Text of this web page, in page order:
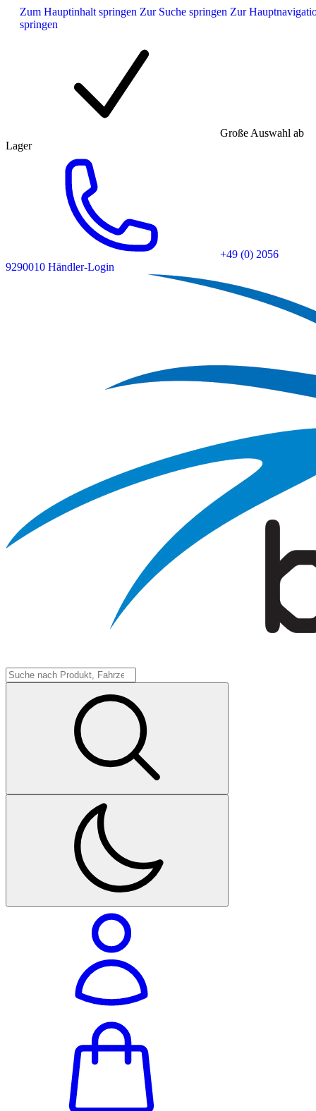
Zum Hauptinhalt springen Zur Suche springen Zur
springen
Große Auswahl ab
Lager
+49 (0) 2056
9290010 Händler-Login